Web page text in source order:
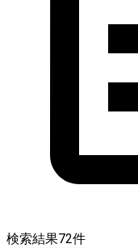
検索結果72件